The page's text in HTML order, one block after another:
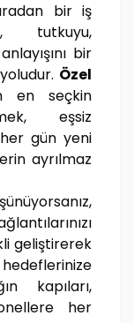
bir iş
tutkuyu,
bir
Özel
en seçkin
eşsiz
gün yeni
ayrılmaz
geliştirerek
kapıları,
her